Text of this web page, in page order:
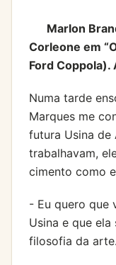
Marlon
Corleone em
Ford
Numa tarde
Marques me
futura Usina de
trabalhavam,
cimento como
- Eu quero que
Usina e que ela
filosofia da arte.